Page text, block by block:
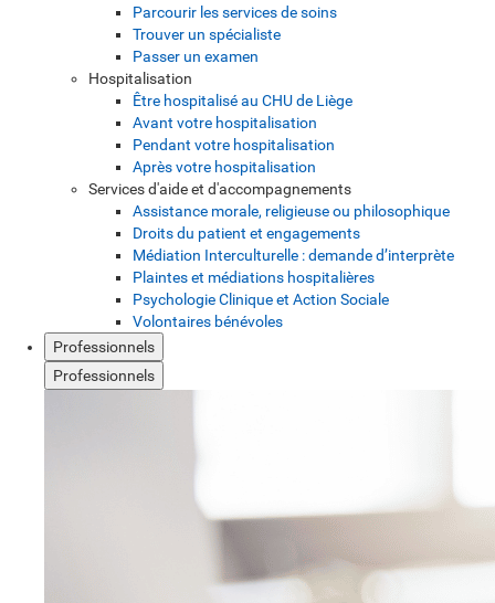
Parcourir les services de soins
Trouver un spécialiste
Passer un examen
Hospitalisation
Être hospitalisé au CHU de Liège
Avant votre hospitalisation
Pendant votre hospitalisation
Après votre hospitalisation
Services d'aide et d'accompagnements
Assistance morale, religieuse ou philosophique
Droits du patient et engagements
Médiation Interculturelle : demande d’interprète
Plaintes et médiations hospitalières
Psychologie Clinique et Action Sociale
Volontaires bénévoles
Professionnels
Professionnels